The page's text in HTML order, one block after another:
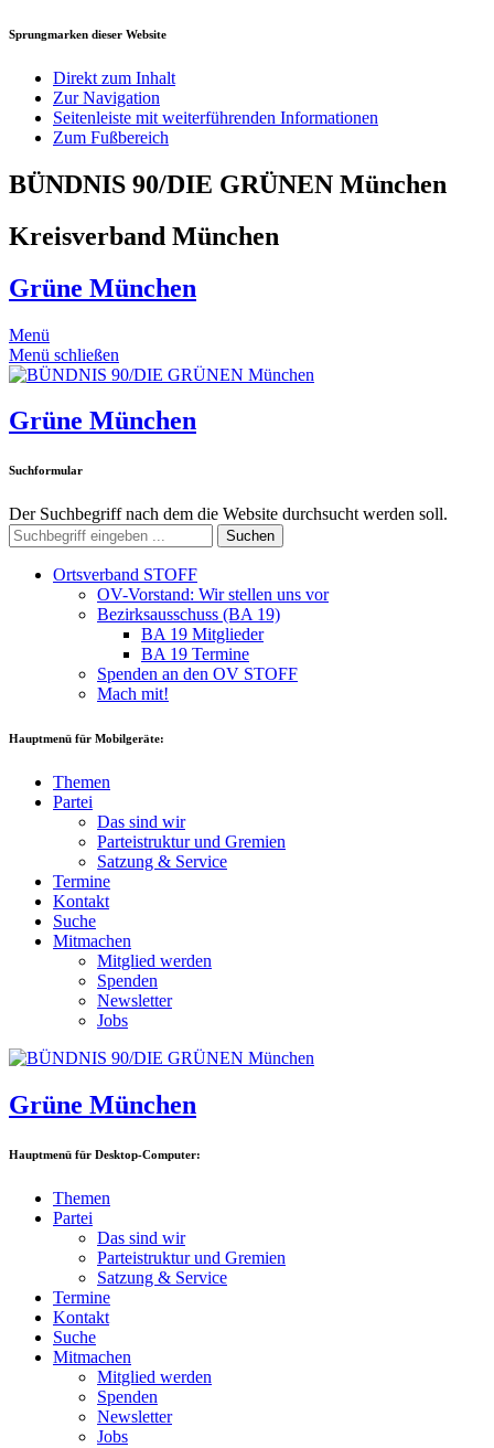
Sprungmarken dieser Website
Direkt zum Inhalt
Zur Navigation
Seitenleiste mit weiterführenden Informationen
Zum Fußbereich
BÜNDNIS 90/DIE GRÜNEN München
Kreisverband München
Grüne München
Menü
Menü schließen
Grüne München
Suchformular
Der Suchbegriff nach dem die Website durchsucht werden soll.
Suchen
Ortsverband STOFF
OV-Vorstand: Wir stellen uns vor
Bezirksausschuss (BA 19)
BA 19 Mitglieder
BA 19 Termine
Spenden an den OV STOFF
Mach mit!
Hauptmenü für Mobilgeräte:
Themen
Partei
Das sind wir
Parteistruktur und Gremien
Satzung & Service
Termine
Kontakt
Suche
Mitmachen
Mitglied werden
Spenden
Newsletter
Jobs
Grüne München
Hauptmenü für Desktop-Computer:
Themen
Partei
Das sind wir
Parteistruktur und Gremien
Satzung & Service
Termine
Kontakt
Suche
Mitmachen
Mitglied werden
Spenden
Newsletter
Jobs